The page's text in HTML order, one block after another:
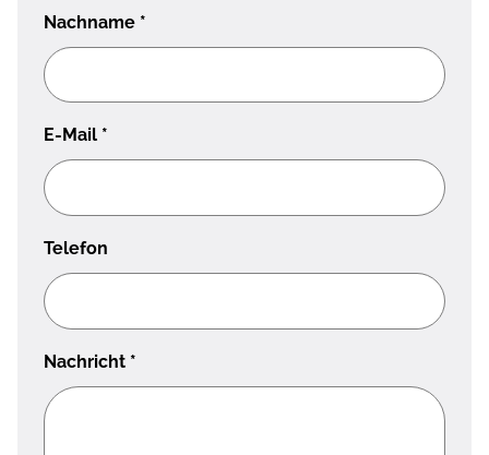
Nachname *
E-Mail *
Telefon
Nachricht *